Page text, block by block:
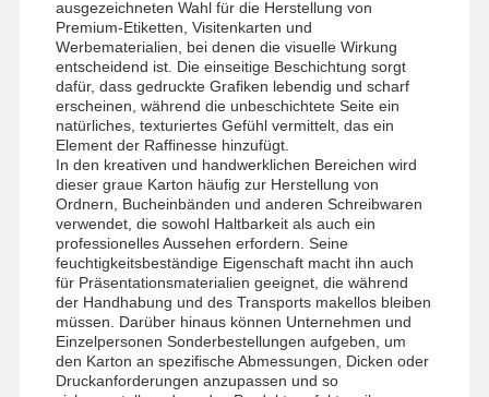
ausgezeichneten Wahl für die Herstellung von
Premium-Etiketten, Visitenkarten und
Werbematerialien, bei denen die visuelle Wirkung
entscheidend ist. Die einseitige Beschichtung sorgt
dafür, dass gedruckte Grafiken lebendig und scharf
erscheinen, während die unbeschichtete Seite ein
natürliches, texturiertes Gefühl vermittelt, das ein
Element der Raffinesse hinzufügt.
In den kreativen und handwerklichen Bereichen wird
dieser graue Karton häufig zur Herstellung von
Ordnern, Bucheinbänden und anderen Schreibwaren
verwendet, die sowohl Haltbarkeit als auch ein
professionelles Aussehen erfordern. Seine
feuchtigkeitsbeständige Eigenschaft macht ihn auch
für Präsentationsmaterialien geeignet, die während
der Handhabung und des Transports makellos bleiben
müssen. Darüber hinaus können Unternehmen und
Einzelpersonen Sonderbestellungen aufgeben, um
den Karton an spezifische Abmessungen, Dicken oder
Druckanforderungen anzupassen und so